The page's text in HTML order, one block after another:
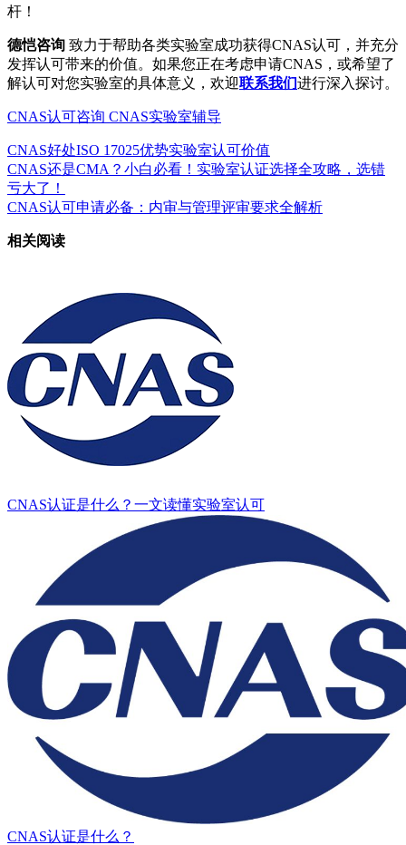
杆！
德恺咨询 致力于帮助各类实验室成功获得CNAS认可，并充分
发挥认可带来的价值。如果您正在考虑申请CNAS，或希望了
解认可对您实验室的具体意义，欢迎联系我们进行深入探讨。
CNAS认可咨询 CNAS实验室辅导
CNAS好处ISO 17025优势实验室认可价值
CNAS还是CMA？小白必看！实验室认证选择全攻略，选错
亏大了！
CNAS认可申请必备：内审与管理评审要求全解析
相关阅读
CNAS认证是什么？一文读懂实验室认可
CNAS认证是什么？